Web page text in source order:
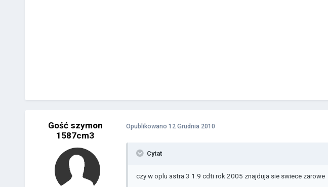
Gość szymon
1587cm3
Opublikowano 12 Grudnia 2010
Cytat
czy w oplu astra 3 1.9 cdti rok 2005 znajduja sie swiece zarowe